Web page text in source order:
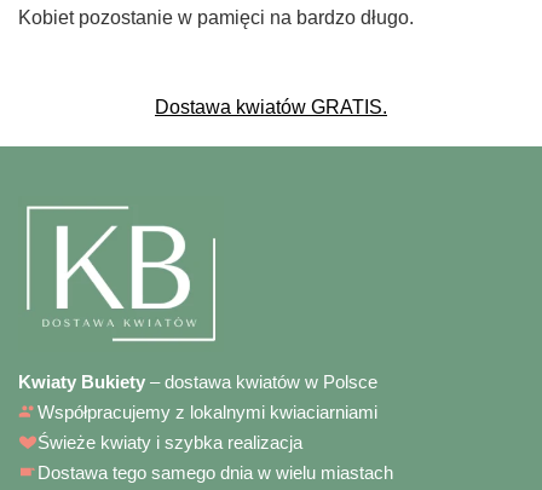
Kobiet pozostanie w pamięci na bardzo długo.
Dostawa kwiatów GRATIS.
Kwiaty Bukiety – dostawa kwiatów w Polsce
Współpracujemy z lokalnymi kwiaciarniami
Świeże kwiaty i szybka realizacja
Dostawa tego samego dnia w wielu miastach